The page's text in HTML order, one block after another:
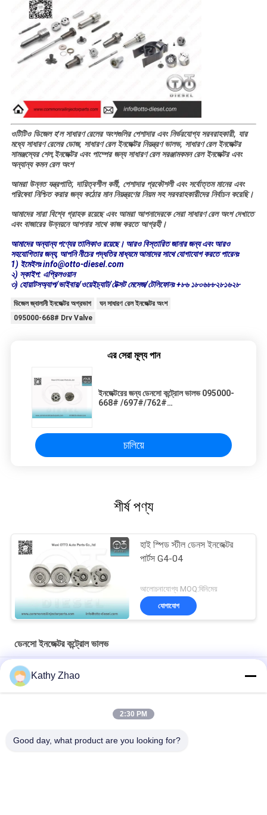
ওটিটিও ডিজেল হ'ল সাধারণ রেলের অংশগুলির পেশাদার এবং নির্ভরযোগ্য সরবরাহকারী, যার
মধ্যে সাধারণ রেলের ডোজ, সাধারণ রেল ইনজেক্টর নিয়ন্ত্রণ ভালভ, সাধারণ রেল ইনজেক্টর
সামঞ্জস্যের শেল,ইনজেক্টর এবং পাম্পের জন্য সাধারণ রেল সরঞ্জামকমন রেল ইনজেক্টর এবং
অন্যান্য কমন রেল অংশ
আমরা উন্নত যন্ত্রপাতি, দায়িত্বশীল কর্মী, পেশাদার প্রকৌশলী এবং সর্বোত্তম মানের এবং
পরিষেবা নিশ্চিত করার জন্য কঠোর মান নিয়ন্ত্রণের নিয়ম সহ সরবরাহকারীদের নির্বাচন করেছি।
আমাদের সারা বিশ্বে গ্রাহক রয়েছে এবং আমরা আপনাদেরকে সেরা সাধারণ রেল অংশ দেখাতে
এবং বাজারের উন্নয়নে আপনার সাথে কাজ করতে আগ্রহী।
আমাদের অন্যান্য পণ্যের তালিকাও রয়েছে। আরও বিস্তারিত জানার জন্য এবং আরও
সহযোগিতার জন্য, আপনি নীচের পদ্ধতির মাধ্যমে আমাদের সাথে যোগাযোগ করতে পারেনঃ
1) ইমেইলঃ info@otto-diesel.com
২) স্কাইপ: এপ্রিলওয়ান
৩) হোয়াটসঅ্যাপ/ভাইবার/ওয়েইচ্যাট/টেক্সট মেসেজ/টেলিফোনঃ +৮৬ ১৮০৬৮৮২৮১৬২৮
ডিজেল জ্বালানী ইনজেক্টর অগ্রভাগ
ঘন সাধারণ রেল ইনজেক্টর অংশ
095000-668# Drv Valve
এর সেরা মূল্য পান
ইনজেক্টরের জন্য ডেনসো কন্ট্রোল ভালভ 095000-
668# /697#/762#
চালিয়ে
শীর্ষ পণ্য
হাই স্পিড স্টীল ডেনস ইনজেক্টর
পার্টস G4-04
আলোচনাযোগ্য MOQ:বিনিমেয়
যোগাযোগ
ডেনসো ইনজেক্টর কন্ট্রোল ভালভ
অপ্টিমাল কার্যকারিতার জন্য ডেনসো ইনজেক্টর পার্টস কন্ট্রোল ভালভ প্লেট 02#
ডেনসো কন্ট্রোল ভালভ ২৯# ইনজেক্টর 095000-
Kathy Zhao
2:30 PM
Good day, what product are you looking for?